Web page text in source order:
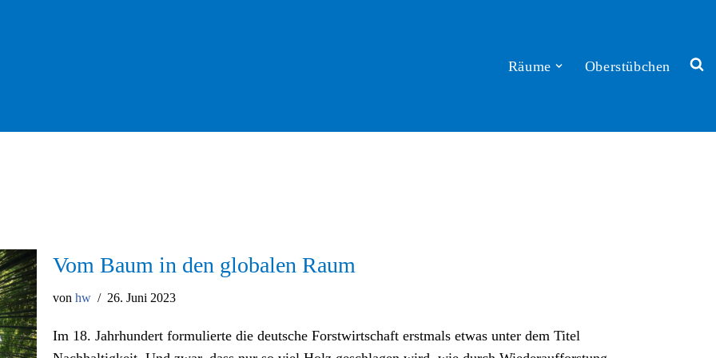
Räume Oberstübchen
Vom Baum in den globalen Raum
von hw 26. Juni 2023
Im 18. Jahrhundert formulierte die deutsche Forstwirtschaft erstmals etwas unter dem Titel